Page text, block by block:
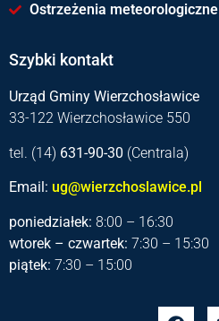
Ostrzeżenia meteorologiczne
Szybki kontakt
Urząd Gminy Wierzchosławice
33-122 Wierzchosławice 550
tel. (14) 631-90-30 (Centrala)
Email: ug@wierzchoslawice.pl
poniedziałek: 8:00 – 16:30
wtorek – czwartek: 7:30 – 15:30
piątek: 7:30 – 15:00